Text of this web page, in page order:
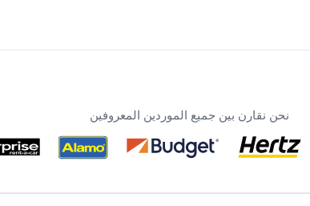
نحن نقارن بين جميع الموردين المعروفين